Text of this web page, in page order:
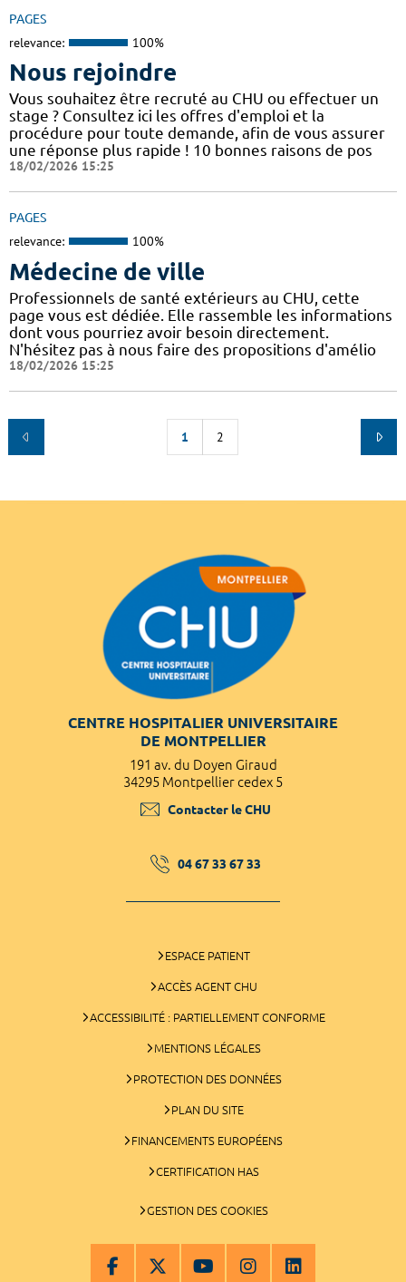
PAGES
relevance: 100%
Nous rejoindre
Vous souhaitez être recruté au CHU ou effectuer un
stage ? Consultez ici les offres d'emploi et la
procédure pour toute demande, afin de vous assurer
une réponse plus rapide ! 10 bonnes raisons de pos
18/02/2026 15:25
PAGES
relevance: 100%
Médecine de ville
Professionnels de santé extérieurs au CHU, cette
page vous est dédiée. Elle rassemble les informations
dont vous pourriez avoir besoin directement.
N'hésitez pas à nous faire des propositions d'amélio
18/02/2026 15:25
1 2
CENTRE HOSPITALIER UNIVERSITAIRE
DE MONTPELLIER
191 av. du Doyen Giraud
34295 Montpellier cedex 5
Contacter le CHU
04 67 33 67 33
ESPACE PATIENT
ACCÈS AGENT CHU
ACCESSIBILITÉ : PARTIELLEMENT CONFORME
MENTIONS LÉGALES
PROTECTION DES DONNÉES
PLAN DU SITE
FINANCEMENTS EUROPÉENS
CERTIFICATION HAS
GESTION DES COOKIES